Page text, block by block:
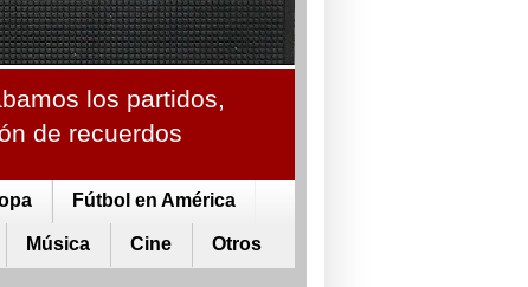
los partidos,
de recuerdos
Fútbol en América
Música Cine Otros